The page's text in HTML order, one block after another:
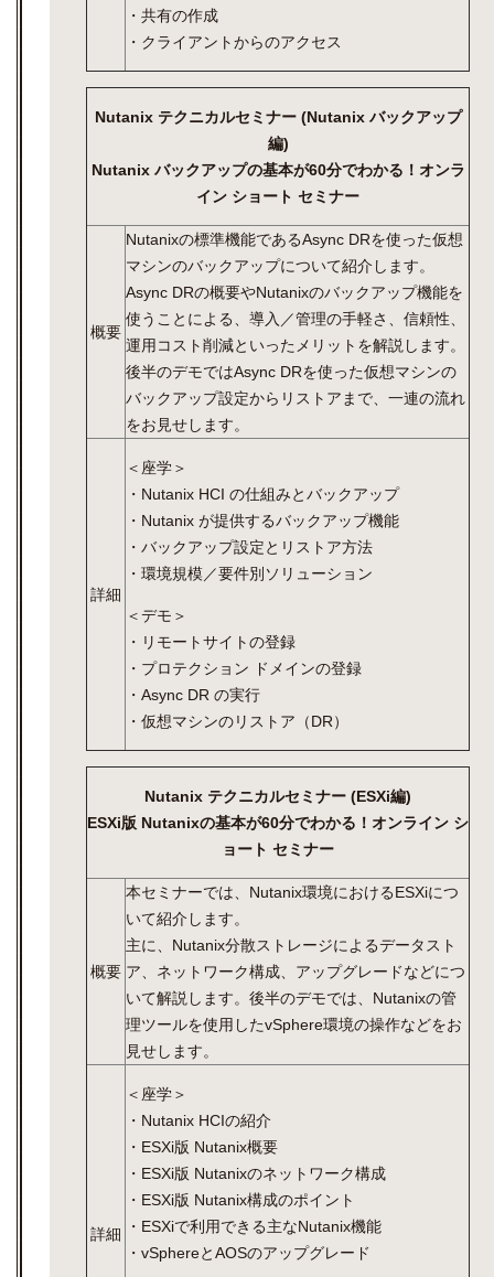
・共有の作成
・クライアントからのアクセス
Nutanix テクニカルセミナー (Nutanix バックアップ
編)
Nutanix バックアップの基本が60分でわかる！オンラ
イン ショート セミナー
概要
Nutanixの標準機能であるAsync DRを使った仮想
マシンのバックアップについて紹介します。
Async DRの概要やNutanixのバックアップ機能を
使うことによる、導入／管理の手軽さ、信頼性、
運用コスト削減といったメリットを解説します。
後半のデモではAsync DRを使った仮想マシンの
バックアップ設定からリストアまで、一連の流れ
をお見せします。
詳細
＜座学＞
・Nutanix HCI の仕組みとバックアップ
・Nutanix が提供するバックアップ機能
・バックアップ設定とリストア方法
・環境規模／要件別ソリューション
＜デモ＞
・リモートサイトの登録
・プロテクション ドメインの登録
・Async DR の実行
・仮想マシンのリストア（DR）
Nutanix テクニカルセミナー (ESXi編)
ESXi版 Nutanixの基本が60分でわかる！オンライン シ
ョート セミナー
概要
本セミナーでは、Nutanix環境におけるESXiにつ
いて紹介します。
主に、Nutanix分散ストレージによるデータスト
ア、ネットワーク構成、アップグレードなどにつ
いて解説します。後半のデモでは、Nutanixの管
理ツールを使用したvSphere環境の操作などをお
見せします。
詳細
＜座学＞
・Nutanix HCIの紹介
・ESXi版 Nutanix概要
・ESXi版 Nutanixのネットワーク構成
・ESXi版 Nutanix構成のポイント
・ESXiで利用できる主なNutanix機能
・vSphereとAOSのアップグレード